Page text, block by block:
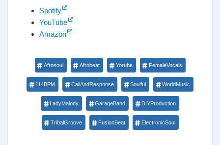
Spotify
YouTube
Amazon
Afrosoul Afrobeat Yoruba FemaleVocals
114BPM CallAndResponse Soulful WorldMusic
LadyMalody GarageBand DIYProduction
TribalGroove FusionBeat ElectronicSoul